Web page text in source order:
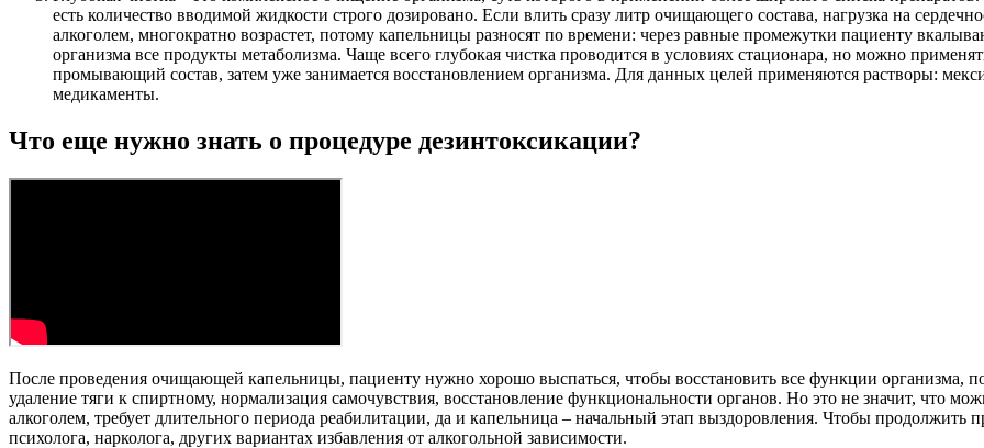
есть количество вводимой жидкости строго дозировано. Если влить сразу литр очищающего состава, нагрузка на
алкоголем, многократно возрастет, потому капельницы разносят по времени: через равные промежутки пациенту
организма все продукты метаболизма. Чаще всего глубокая чистка проводится в условиях стационара, но можно
промывающий состав, затем уже занимается восстановлением организма. Для данных целей применяются растворы:
медикаменты.
Что еще нужно знать о процедуре дезинтоксикации?
После проведения очищающей капельницы, пациенту нужно хорошо выспаться, чтобы восстановить все функции организма,
удаление тяги к спиртному, нормализация самочувствия, восстановление функциональности органов. Но это не значит, что
алкоголем, требует длительного периода реабилитации, да и капельница – начальный этап выздоровления. Чтобы продолжить
психолога, нарколога, других вариантах избавления от алкогольной зависимости.